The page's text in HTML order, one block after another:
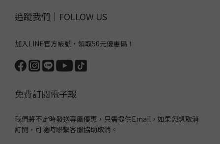
追蹤我們｜FOLLOW US
加入LINE官方帳號，領取50元優惠碼！
免費訂閱電子報
我們將不定時發送專屬優惠，只需提供Email，如果您想取消
訂閱，可隨時聯繫客服協助取消。